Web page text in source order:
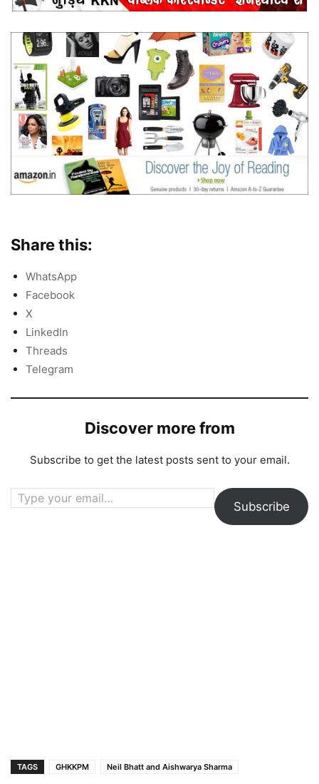
Share this:
WhatsApp
Facebook
X
LinkedIn
Threads
Telegram
Discover more from
Subscribe to get the latest posts sent to your email.
Type your email…
Subscribe
TAGS GHKKPM Neil Bhatt and Aishwarya Sharma